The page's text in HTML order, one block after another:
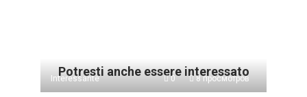
Potresti anche essere interessato
Interessante 0 8 просмотров